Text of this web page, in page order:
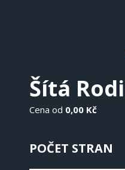
Šítá
Cena od 0,00 Kč
POČET STRAN